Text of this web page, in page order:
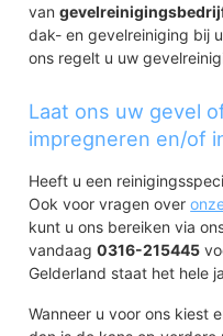
van
dak- en gevelreiniging bij
ons regelt u uw
Laat ons uw gevel
impregneren en/of
Heeft u een
Ook voor vragen over
kunt u ons bereiken via
vandaag0316-215445
Gelderland staat het hele
Wanneer u voor ons kiest